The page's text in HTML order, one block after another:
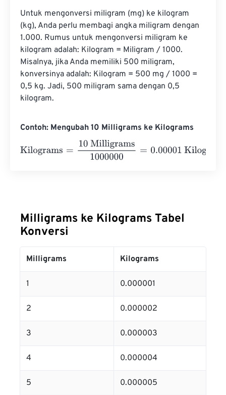
Untuk mengonversi miligram (mg) ke kilogram
(kg), Anda perlu membagi angka miligram dengan
1.000. Rumus untuk mengonversi miligram ke
kilogram adalah: Kilogram = Miligram / 1000.
Misalnya, jika Anda memiliki 500 miligram,
konversinya adalah: Kilogram = 500 mg / 1000 =
0,5 kg. Jadi, 500 miligram sama dengan 0,5
kilogram.
Contoh: Mengubah 10 Milligrams ke Kilograms
Kilograms
10 Milligrams1000000 0.00001 Kilograms
Milligrams ke Kilograms Tabel
Konversi
Milligrams Kilograms
1 0.000001
2 0.000002
3 0.000003
4 0.000004
5 0.000005